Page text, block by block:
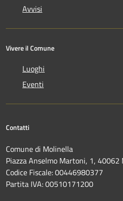
Avvisi
Vivere il Comune
Luoghi
Eventi
Contatti
Comune di Molinella
Piazza Anselmo Martoni, 1, 40062
Codice Fiscale: 00446980377
Partita IVA: 00510171200